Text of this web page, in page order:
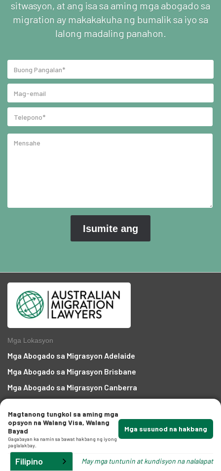
sitwasyon, at ang isa sa aming mga abogado sa
migration ay makakakuha ng bumalik sa iyo sa
lalong madaling panahon.
Mga Lokasyon
Mga Abogado sa Migrasyon Adelaide
Mga Abogado sa Migrasyon Brisbane
Mga Abogado sa Migrasyon Canberra
Mga Abogado sa Migrasyon Gold Coast
Mga Abogado sa Migrasyon Hobart
Mga Abogado sa Migration Melbourne
Mga Abogado sa Migrasyon Perth
Magtanong tungkol sa aming mga
opsyon na Walang Visa, Walang
Bayad
Gagabayan ka namin sa bawat hakbang ng iyong
paglalakbay.
Mga susunod na hakbang
May mga tuntunin at kundisyon na nalalapat
Filipino